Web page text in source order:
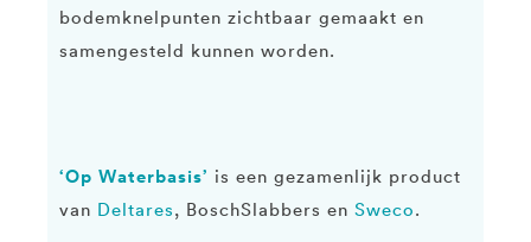
bodemknelpunten zichtbaar gemaakt en
samengesteld kunnen worden.
‘Op Waterbasis’ is een gezamenlijk product
van Deltares, BoschSlabbers en Sweco.